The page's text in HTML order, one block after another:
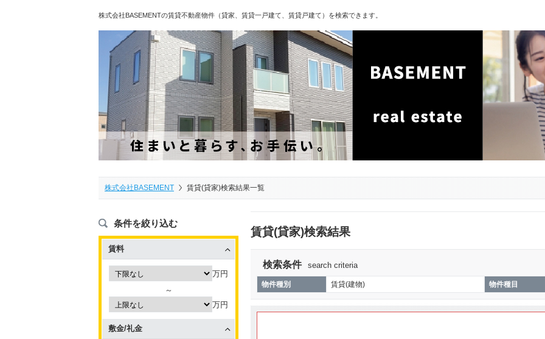
株式会社BASEMENTの賃貸不動産物件（貸家、賃貸一戸建て、賃貸戸建て）を検索できます。
株式会社BASEMENT 賃貸(貸家)検索結果一覧
賃貸(貸家)検索結果
検索条件 search criteria
物件種別 賃貸(建物) 物件種目
条件を絞り込む
賃料
万円
～
万円
敷金/礼金